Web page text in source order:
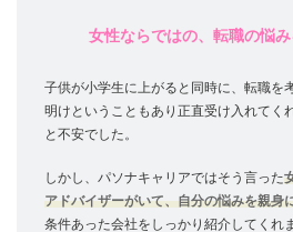
女性ならではの、転職の悩み
子供が小学生に上がると同時に、転職を
明けということもあり正直受け入れてく
と不安でした。
しかし、パソナキャリアではそう言った
アドバイザーがいて、自分の悩みを親身
条件あった会社をしっかり紹介してくれ